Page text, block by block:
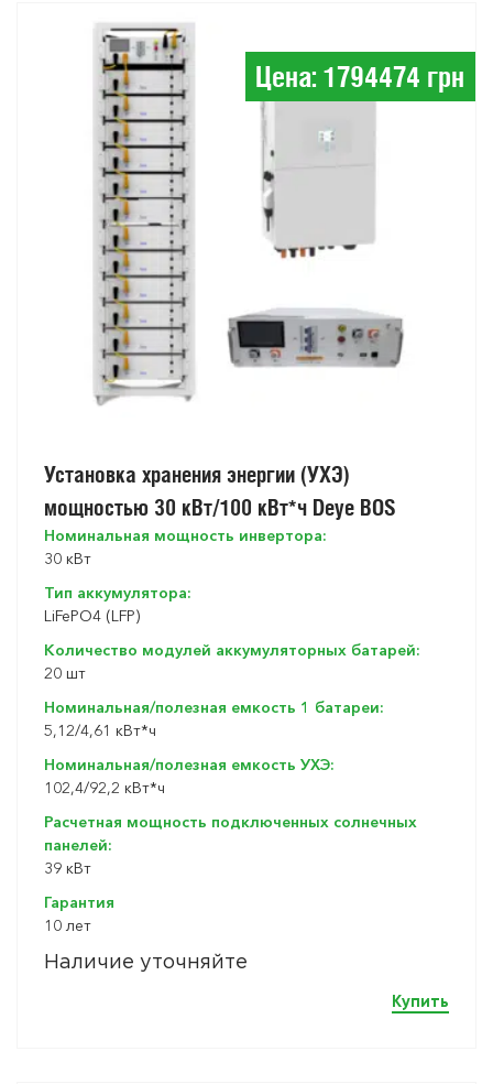
Цена: 1794474 грн
Установка хранения энергии (УХЭ)
мощностью 30 кВт/100 кВт*ч Deye BOS
Номинальная мощность инвертора:
30 кВт
Тип аккумулятора:
LiFePO4 (LFP)
Количество модулей аккумуляторных батарей:
20 шт
Номинальная/полезная емкость 1 батареи:
5,12/4,61 кВт*ч
Номинальная/полезная емкость УХЭ:
102,4/92,2 кВт*ч
Расчетная мощность подключенных солнечных
панелей:
39 кВт
Гарантия
10 лет
Наличие уточняйте
Купить